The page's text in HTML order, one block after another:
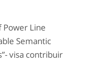
Power Line
Semantic
visa contribuir